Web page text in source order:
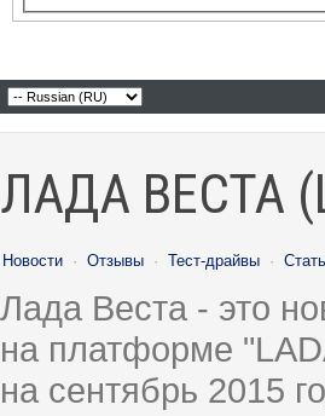
ЛАДА ВЕСТА
Новости · Отзывы · Тест-драйвы ·
Лада Веста - это
на платформе
на сентябрь 2015